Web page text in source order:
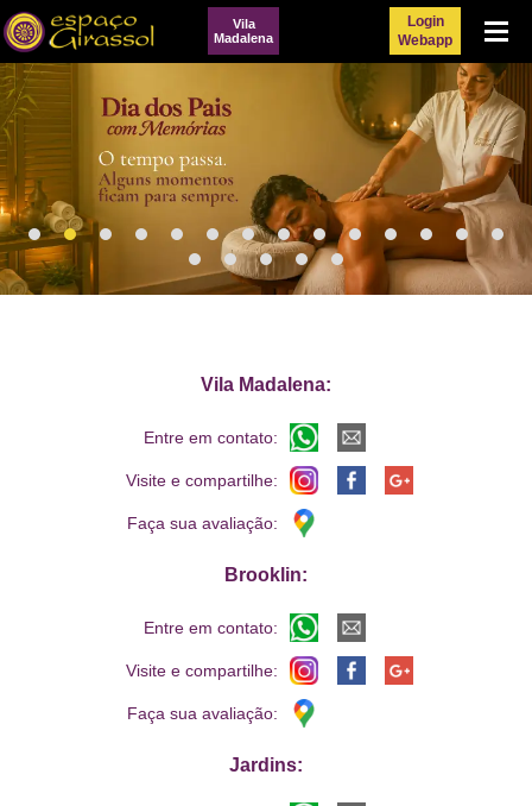
Login
WebappMenu
Vila
Madalena
Vila Madalena:
Entre em contato:
Visite e compartilhe:
Faça sua avaliação:
Brooklin:
Entre em contato:
Visite e compartilhe:
Faça sua avaliação:
Jardins: